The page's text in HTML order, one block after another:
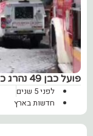
‏פועל כבן 49 נהרג כשהתחשמל במהלך עבודתו באילת
לפני 5 שנים
חדשות בארץ